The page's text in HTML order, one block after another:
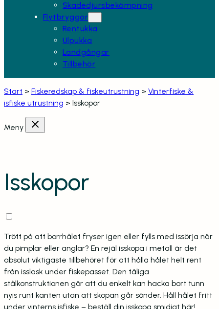
Skadedjursbekämpning
Flytbryggor
Rentukka
Ulpukka
Landgångar
Tillbehör
Start > Fiskeredskap & fiskeutrustning > Vinterfiske &
isfiske utrustning > Isskopor
Meny
Isskopor
Trött på att borrhålet fryser igen eller fylls med issörja när
du pimplar eller anglar? En rejäl isskopa i metall är det
absolut viktigaste tillbehöret för att hålla hålet helt rent
från isslask under fiskepasset. Den tåliga
stålkonstruktionen gör att du enkelt kan hacka bort tunn
nyis runt kanten utan att skopan går sönder. Håll hålet fritt
under vinterns isfiske – beställ din isskopa smidigt här!